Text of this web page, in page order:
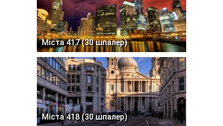
Міста 417 (30 шпалер)
Міста 418 (30 шпалер)